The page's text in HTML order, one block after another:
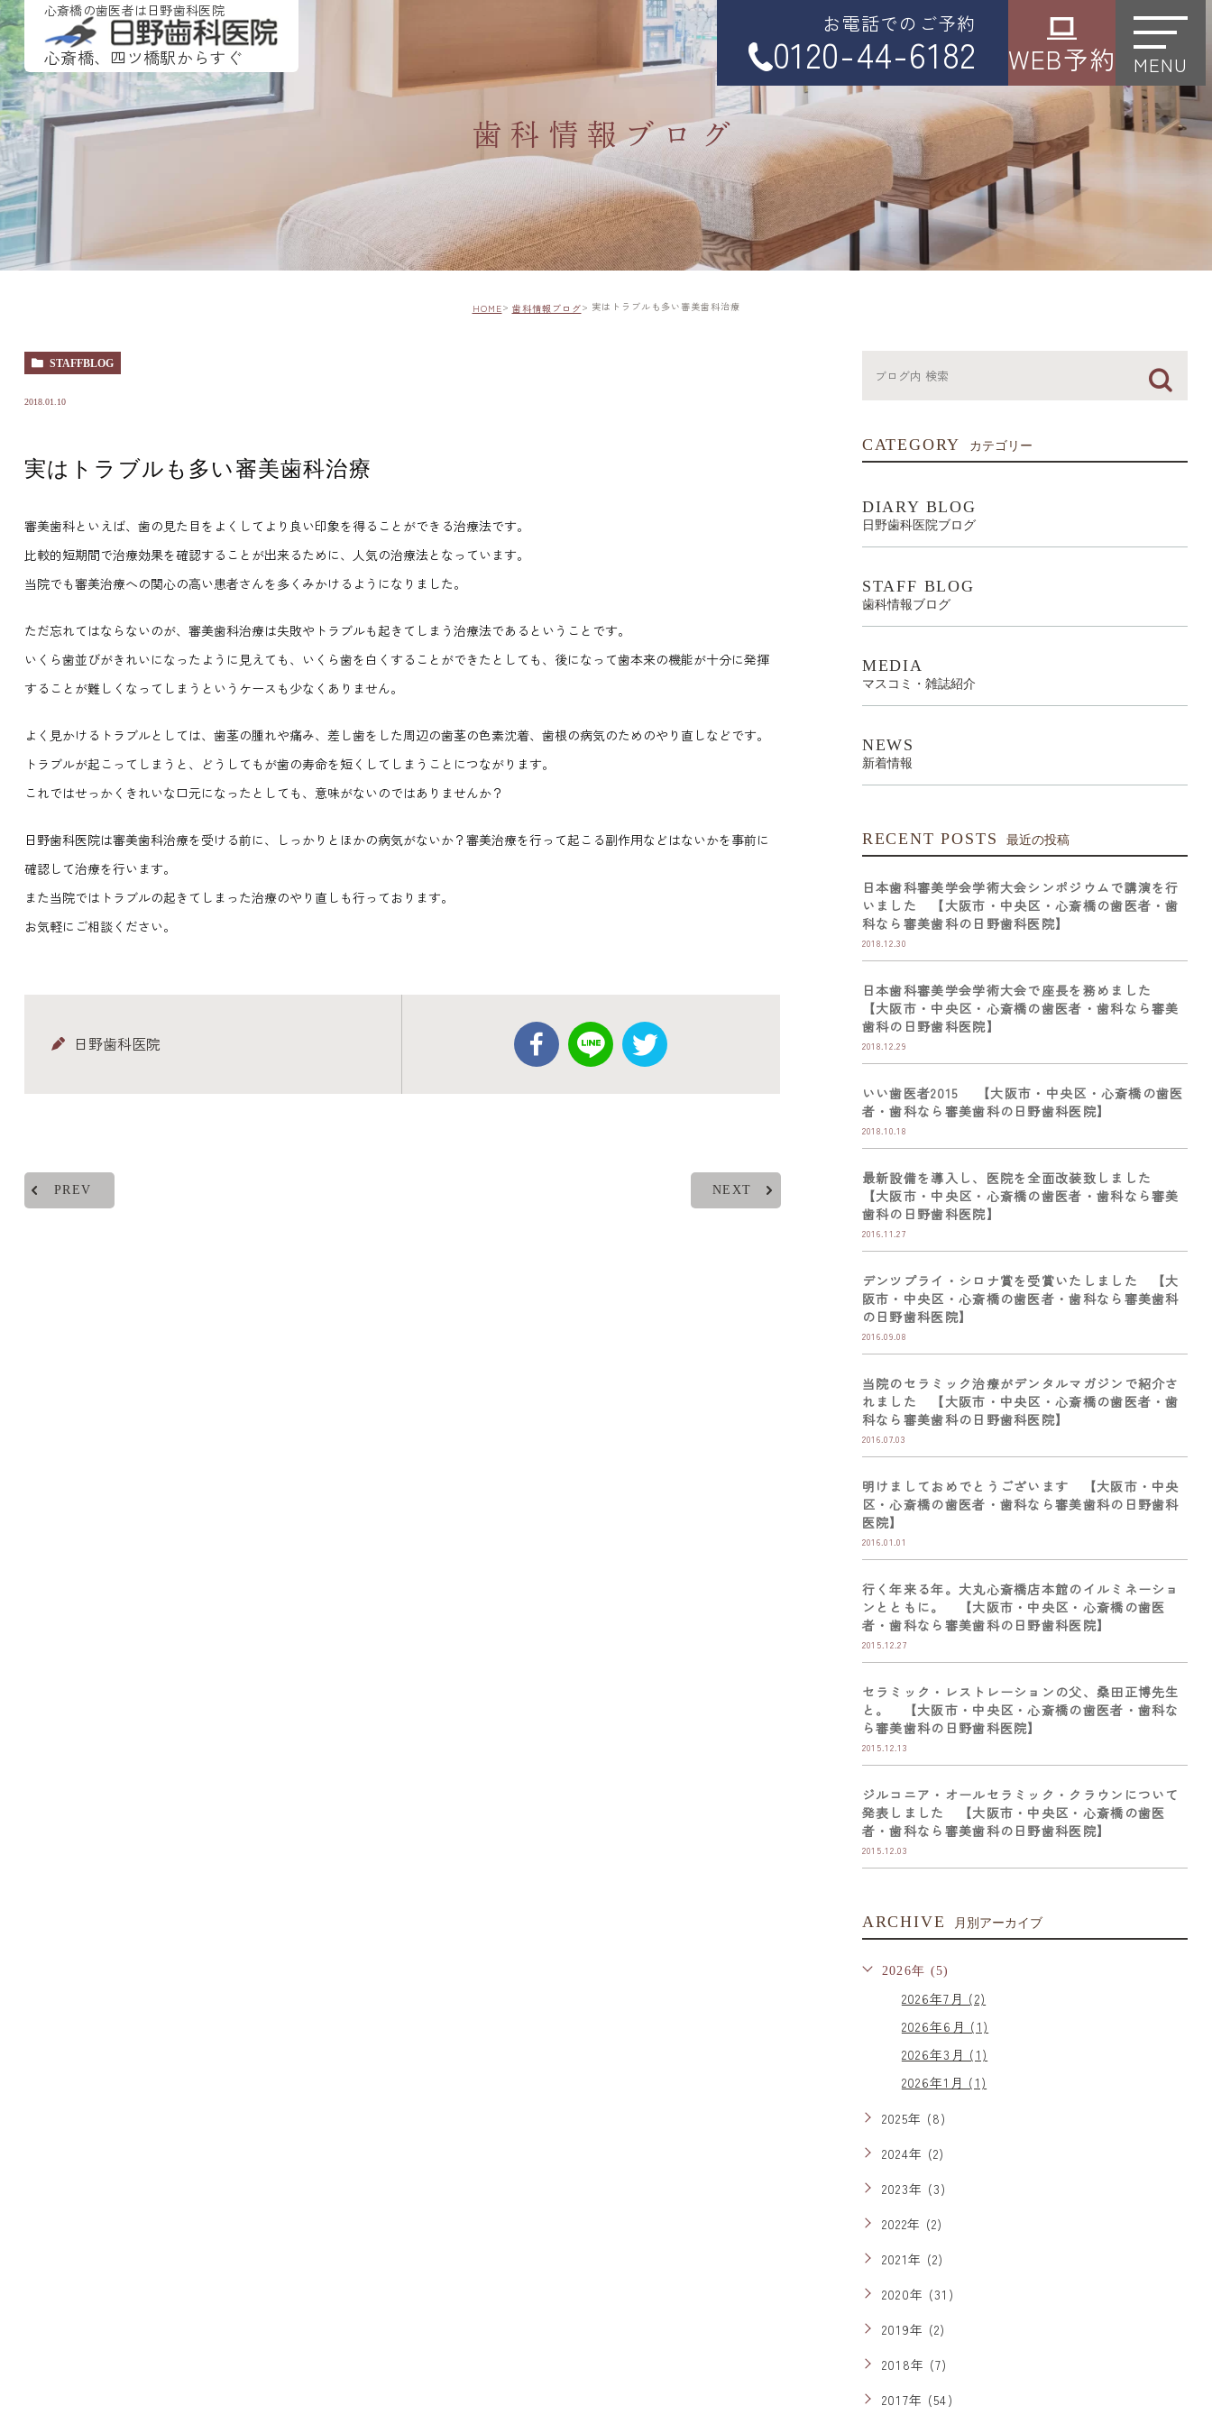
心斎橋の歯医者は日野歯科医院
心斎橋、四ツ橋駅からすぐ
お電話でのご予約
0120-44-6182 WEB予約 MENU
歯科情報ブログ
HOME 歯科情報ブログ 実はトラブルも多い審美歯科治療
STAFFBLOG
2018.01.10
実はトラブルも多い審美歯科治療
審美歯科といえば、歯の見た目をよくしてより良い印象を得ることができる治療法です。
比較的短期間で治療効果を確認することが出来るために、人気の治療法となっています。
当院でも審美治療への関心の高い患者さんを多くみかけるようになりました。
ただ忘れてはならないのが、審美歯科治療は失敗やトラブルも起きてしまう治療法であるということです。
いくら歯並びがきれいになったように見えても、いくら歯を白くすることができたとしても、後になって歯本来の機能が十分に発揮
することが難しくなってしまうというケースも少なくありません。
よく見かけるトラブルとしては、歯茎の腫れや痛み、差し歯をした周辺の歯茎の色素沈着、歯根の病気のためのやり直しなどです。
トラブルが起こってしまうと、どうしてもが歯の寿命を短くしてしまうことにつながります。
これではせっかくきれいな口元になったとしても、意味がないのではありませんか？
日野歯科医院は審美歯科治療を受ける前に、しっかりとほかの病気がないか？審美治療を行って起こる副作用などはないかを事前に
確認して治療を行います。
また当院ではトラブルの起きてしまった治療のやり直しも行っております。
お気軽にご相談ください。
日野歯科医院
PREV NEXT
CATEGORY カテゴリー
DIARY BLOG
日野歯科医院ブログ
STAFF BLOG
歯科情報ブログ
MEDIA
マスコミ・雑誌紹介
NEWS
新着情報
RECENT POSTS 最近の投稿
日本歯科審美学会学術大会シンポジウムで講演を行
いました 【大阪市・中央区・心斎橋の歯医者・歯
科なら審美歯科の日野歯科医院】
2018.12.30
日本歯科審美学会学術大会で座長を務めました
【大阪市・中央区・心斎橋の歯医者・歯科なら審美
歯科の日野歯科医院】
2018.12.29
いい歯医者2015 【大阪市・中央区・心斎橋の歯医
者・歯科なら審美歯科の日野歯科医院】
2018.10.18
最新設備を導入し、医院を全面改装致しました
【大阪市・中央区・心斎橋の歯医者・歯科なら審美
歯科の日野歯科医院】
2016.11.27
デンツプライ・シロナ賞を受賞いたしました 【大
阪市・中央区・心斎橋の歯医者・歯科なら審美歯科
の日野歯科医院】
2016.09.08
当院のセラミック治療がデンタルマガジンで紹介さ
れました 【大阪市・中央区・心斎橋の歯医者・歯
科なら審美歯科の日野歯科医院】
2016.07.03
明けましておめでとうございます 【大阪市・中央
区・心斎橋の歯医者・歯科なら審美歯科の日野歯科
医院】
2016.01.01
行く年来る年。大丸心斎橋店本館のイルミネーショ
ンとともに。 【大阪市・中央区・心斎橋の歯医
者・歯科なら審美歯科の日野歯科医院】
2015.12.27
セラミック・レストレーションの父、桑田正博先生
と。 【大阪市・中央区・心斎橋の歯医者・歯科な
ら審美歯科の日野歯科医院】
2015.12.13
ジルコニア・オールセラミック・クラウンについて
発表しました 【大阪市・中央区・心斎橋の歯医
者・歯科なら審美歯科の日野歯科医院】
2015.12.03
ARCHIVE 月別アーカイブ
2026年 (5)
2026年7月 (2)
2026年6月 (1)
2026年3月 (1)
2026年1月 (1)
2025年 (8)
2024年 (2)
2023年 (3)
2022年 (2)
2021年 (2)
2020年 (31)
2019年 (2)
2018年 (7)
2017年 (54)